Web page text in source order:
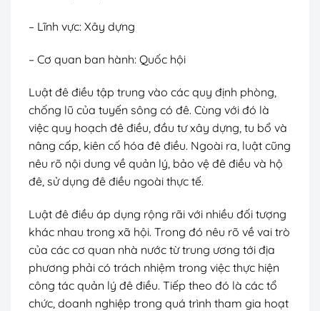
– Lĩnh vực: Xây dựng
– Cơ quan ban hành: Quốc hội
Luật đê điều tập trung vào các quy định phòng,
chống lũ của tuyến sông có đê. Cùng với đó là
việc quy hoạch đê điều, đầu tư xây dựng, tu bổ và
nâng cấp, kiên cố hóa đê điều. Ngoài ra, luật cũng
nêu rõ nội dung về quản lý, bảo vệ đê điều và hộ
đê, sử dụng đê điều ngoài thực tế.
Luật đê điều áp dụng rộng rãi với nhiều đối tượng
khác nhau trong xã hội. Trong đó nêu rõ về vai trò
của các cơ quan nhà nước từ trung ương tới địa
phương phải có trách nhiệm trong việc thực hiện
công tác quản lý đê điều. Tiếp theo đó là các tổ
chức, doanh nghiệp trong quá trình tham gia hoạt